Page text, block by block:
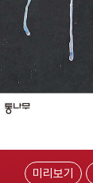
미리보기